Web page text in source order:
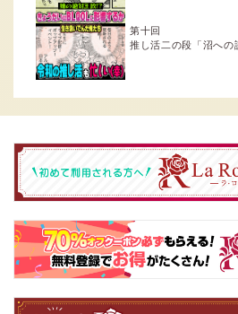
第十回
推し活二の段「沼への